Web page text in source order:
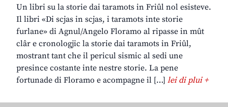
Un libri su la storie dai taramots in Friûl nol esisteve.
Il libri «Di scjas in scjas, i taramots inte storie
furlane» di Agnul/Angelo Floramo al ripasse in mût
clâr e cronologjic la storie dai taramots in Friûl,
mostrant tant che il pericul sismic al sedi une
presince costante inte nestre storie. La pene
fortunade di Floramo e acompagne il […] lei di plui +